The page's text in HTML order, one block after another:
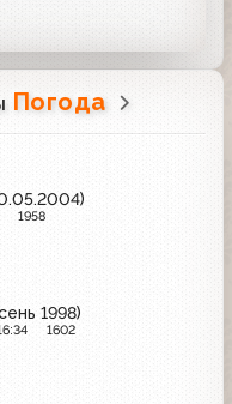
Погода
1958
1998)
1602